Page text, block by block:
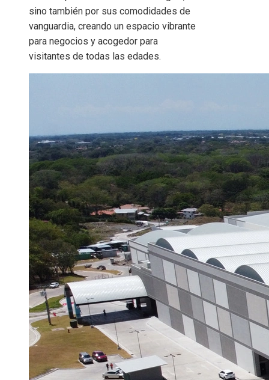
sino también por sus comodidades de
vanguardia, creando un espacio vibrante
para negocios y acogedor para
visitantes de todas las edades.